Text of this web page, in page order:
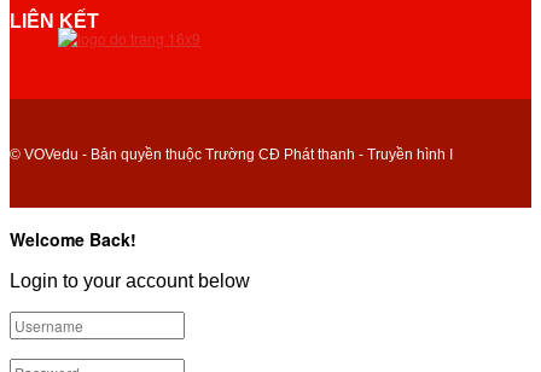
LIÊN KẾT
© VOVedu - Bản quyền thuộc Trường CĐ Phát thanh - Truyền hình I
Welcome Back!
Login to your account below